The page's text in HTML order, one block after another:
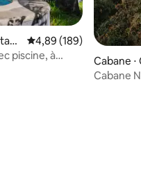
Évaluation moyenne
4,89 (189)
piscine, à
Cabane
Cabane